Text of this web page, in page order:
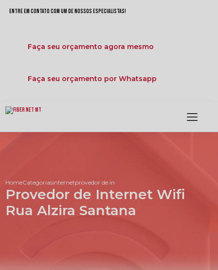
Entre em contato com um de nossos especialistas!
Faça seu orçamento agora mesmo
Faça seu orçamento por Whatsapp
HomeCategoriasinternetprovedor de internet wifi rua alzira santana
Provedor de Internet Wifi
Rua Alzira Santana